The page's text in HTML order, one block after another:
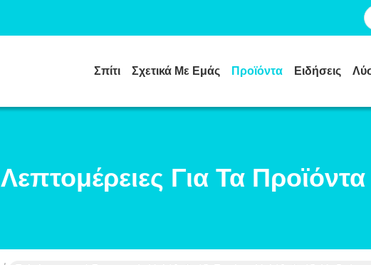
Σπίτι Σχετικά Με Εμάς Προϊόντα Ειδήσεις
Λεπτομέρειες Για Τα Προϊόντα